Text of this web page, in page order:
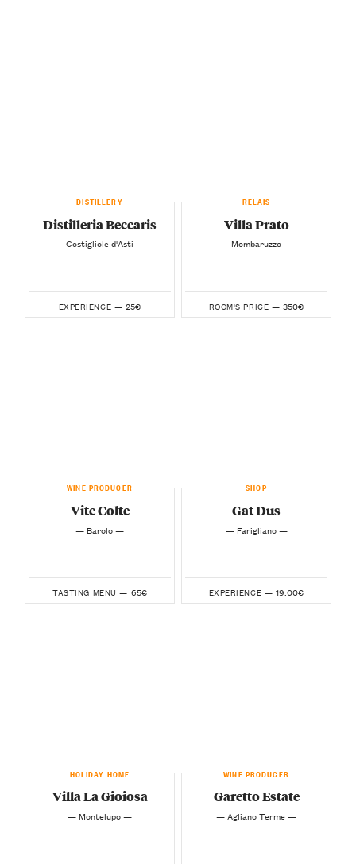
DISTILLERY
Distilleria Beccaris
— Costigliole d'Asti —
EXPERIENCE — 25€
RELAIS
Villa Prato
— Mombaruzzo —
ROOM'S PRICE — 350€
WINE PRODUCER
Vite Colte
— Barolo —
TASTING MENU — 65€
SHOP
Gat Dus
— Farigliano —
EXPERIENCE — 19.00€
HOLIDAY HOME
Villa La Gioiosa
— Montelupo —
WINE PRODUCER
Garetto Estate
— Agliano Terme —